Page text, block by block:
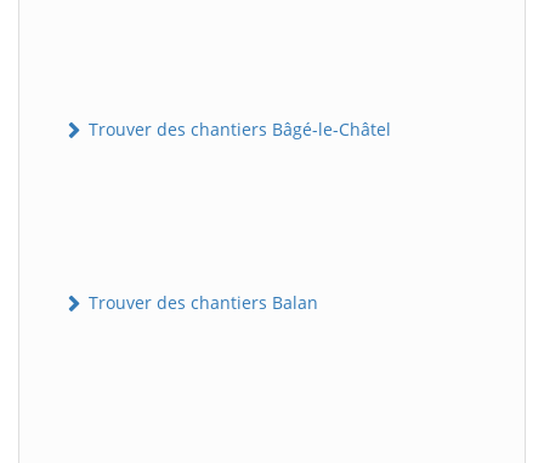
Trouver des chantiers Bâgé-le-Châtel
Trouver des chantiers Balan